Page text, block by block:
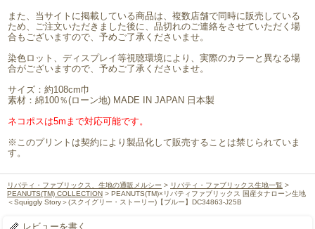
また、当サイトに掲載している商品は、複数店舗で同時に販売している
ため、ご注文いただきました後に、品切れのご連絡をさせていただく場
合もございますので、予めご了承くださいませ。
染色ロット、ディスプレイ等視聴環境により、実際のカラーと異なる場
合がございますので、予めご了承くださいませ。
サイズ：約108cm巾
素材：綿100％(ローン地) MADE IN JAPAN 日本製
ネコポスは5mまで対応可能です。
※このプリントは契約により製品化して販売することは禁じられていま
す。
リバティ・ファブリックス、生地の通販メルシー > リバティ・ファブリックス生地一覧 >
PEANUTS(TM) COLLECTION > PEANUTS(TM)×リバティファブリックス 国産タナローン生地
＜Squiggly Story＞(スクイグリー・ストーリー)【ブルー】DC34863-J25B
レビューを書く